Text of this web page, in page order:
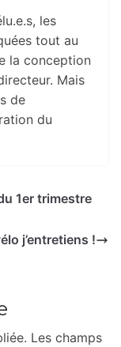
les
tout au
la conception
Mais
de
du
1er trimestre
j’entretiens !
Les champs